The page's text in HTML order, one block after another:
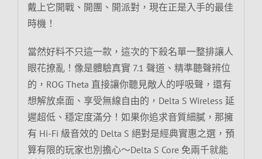
戴上它開戰、開團、開派對，現在正是入手的最佳
時機！
當然好料不只這一款，這次的下殺名單一整排讓人
眼花撩亂！像是體驗真實 7.1 聲道、精準聽聲辨位
的，ROG Theta 直接讓你聽見敵人的呼吸聲，還有
想解放桌面、享受無線自由的，Delta S Wireless 延
遲超低、穩定度滿分！如果你追求音質細膩，那擁
有 Hi-Fi 級音效的 Delta S 絕對是經典實惠之選，預
算有限的玩家也別擔心～Delta S Core 免兩千就能